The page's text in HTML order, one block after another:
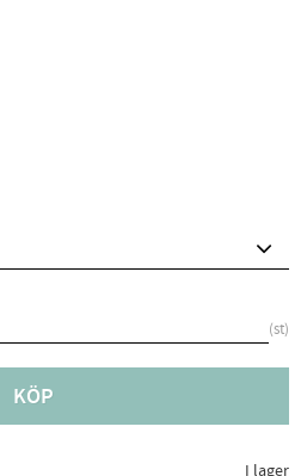
st
KÖP
I lager